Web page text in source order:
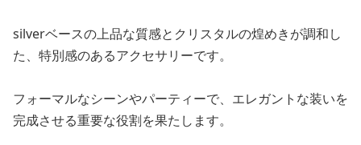
silverベースの上品な質感とクリスタルの煌めきが調和し
た、特別感のあるアクセサリーです。
フォーマルなシーンやパーティーで、エレガントな装いを
完成させる重要な役割を果たします。